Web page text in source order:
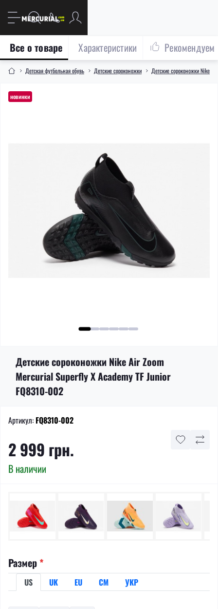
Детская футбольная обувь Детские сороконожки Детские сороконожки Nike
Все о товаре Характеристики Рекомендуем
новинки
Детские сороконожки Nike Air Zoom
Mercurial Superfly X Academy TF Junior
FQ8310-002
Артикул: FQ8310-002
2 999 грн.
В наличии
Размер *
US UK EU СМ УКР